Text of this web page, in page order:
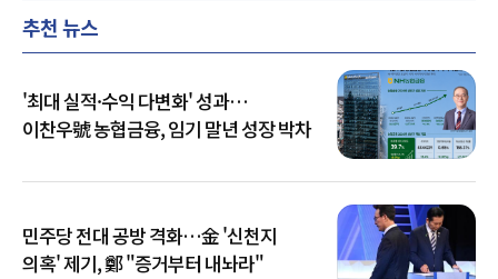
추천 뉴스
'최대 실적·수익 다변화' 성과…
이찬우號 농협금융, 임기 말년 성장 박차
민주당 전대 공방 격화…金 '신천지
의혹' 제기, 鄭 "증거부터 내놔라"